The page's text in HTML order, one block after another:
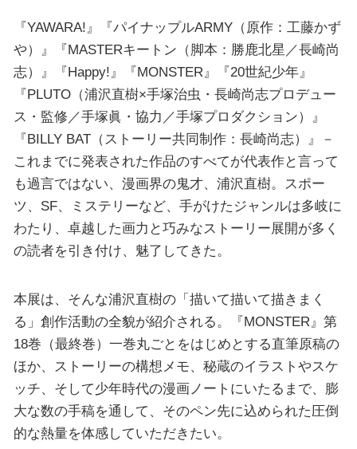
『YAWARA!』『パイナップルARMY（原作：工藤かず
や）』『MASTERキートン（脚本：勝鹿北星／長崎尚
志）』『Happy!』『MONSTER』『20世紀少年』
『PLUTO（浦沢直樹×手塚治虫・長崎尚志プロデュー
ス・監修／手塚眞・協力／手塚プロダクション）』
『BILLY BAT（ストーリー共同制作：長崎尚志）』－
これまでに発表された作品のすべてが代表作と言って
も過言ではない、漫画界の鬼才、浦沢直樹。スポー
ツ、SF、ミステリーなど、手がけたジャンルは多岐に
わたり、卓越した画力と巧みなストーリー展開が多く
の読者を引き付け、魅了してきた。
本展は、そんな浦沢直樹の「描いて描いて描きまく
る」創作活動の全貌が紹介される。『MONSTER』第
18巻（最終巻）一巻丸ごとをはじめとする直筆原稿の
ほか、ストーリーの構想メモ、秘蔵のイラストやスケ
ッチ、そして少年時代の漫画ノートにいたるまで、膨
大な数の手稿を通して、そのペン先に込められた圧倒
的な熱量を体感していただきたい。